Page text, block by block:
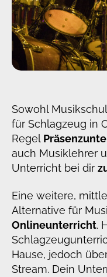
Sowohl
für Schlagzeug in
Regel
auch Musiklehrer
Unterricht bei dir
Eine weitere,
Alternative für
Onlineunterricht.
Hause, jedoch
Stream. Dein